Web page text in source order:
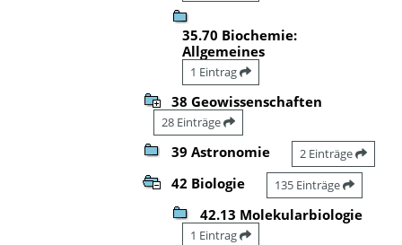
35.70 Biochemie:
Allgemeines
1 Eintrag
38 Geowissenschaften
28 Einträge
39 Astronomie 2 Einträge
42 Biologie 135 Einträge
42.13 Molekularbiologie
1 Eintrag